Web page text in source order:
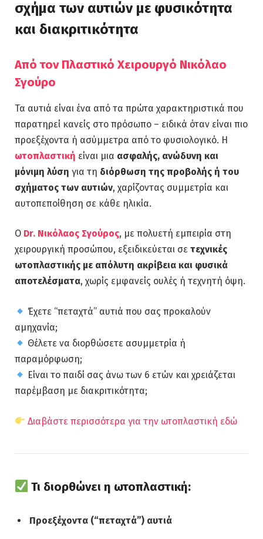
σχήμα των αυτιών με φυσικότητα
και διακριτικότητα
Από τον Πλαστικό Χειρουργό Νικόλαο
Σγούρο
Τα αυτιά είναι ένα από τα πρώτα χαρακτηριστικά που
παρατηρεί κανείς στο πρόσωπο – ειδικά όταν είναι πιο
προεξέχοντα ή ασύμμετρα από το φυσιολογικό. Η
ωτοπλαστική είναι μια ασφαλής, ανώδυνη και
μόνιμη λύση για τη διόρθωση της προβολής ή του
σχήματος των αυτιών, χαρίζοντας συμμετρία και
αυτοπεποίθηση σε κάθε ηλικία.
Ο Dr. Νικόλαος Σγούρος, με πολυετή εμπειρία στη
χειρουργική προσώπου, εξειδικεύεται σε τεχνικές
ωτοπλαστικής με απόλυτη ακρίβεια και φυσικά
αποτελέσματα, χωρίς εμφανείς ουλές ή τεχνητή όψη.
Έχετε “πεταχτά” αυτιά που σας προκαλούν
αμηχανία;
Θέλετε να διορθώσετε ασυμμετρία ή
παραμόρφωση;
Είναι το παιδί σας άνω των 6 ετών και χρειάζεται
παρέμβαση με διακριτικότητα;
Διαβάστε περισσότερα για την ωτοπλαστική εδώ
Τι διορθώνει η ωτοπλαστική:
Προεξέχοντα (“πεταχτά”) αυτιά